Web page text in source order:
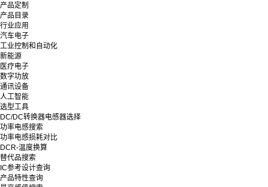
产品定制
产品目录
行业应用
汽车电子
工业控制和自动化
新能源
医疗电子
数字功放
通讯设备
人工智能
选型工具
DC/DC转换器电感器选择
功率电感搜索
功率电感损耗对比
DCR-温度换算
替代品搜索
IC参考设计查询
产品特性查询